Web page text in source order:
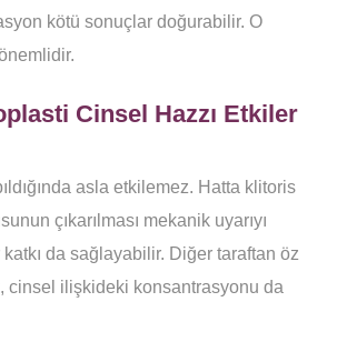
kötü sonuçlar doğurabilir. O
Cinsel Hazzı Etkiler
asla etkilemez. Hatta klitoris
çıkarılması mekanik uyarıyı
katkı da sağlayabilir. Diğer taraftan öz
cinsel ilişkideki konsantrasyonu da